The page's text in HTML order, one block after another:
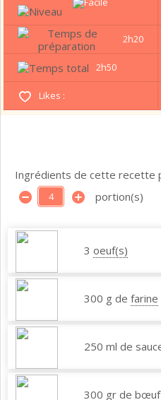
2h20
2h50
Likes :
Ingrédients de cette recette
portion(s)
3 oeuf(s)
300 g de farine
250 ml de
300 gr de bœuf